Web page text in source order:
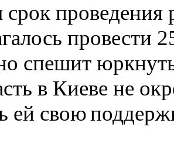
проведения
провести
спешит
в Киеве не
ей свою